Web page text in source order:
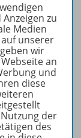
zu
Medien
unserer
wir
an
und
diese
der
des